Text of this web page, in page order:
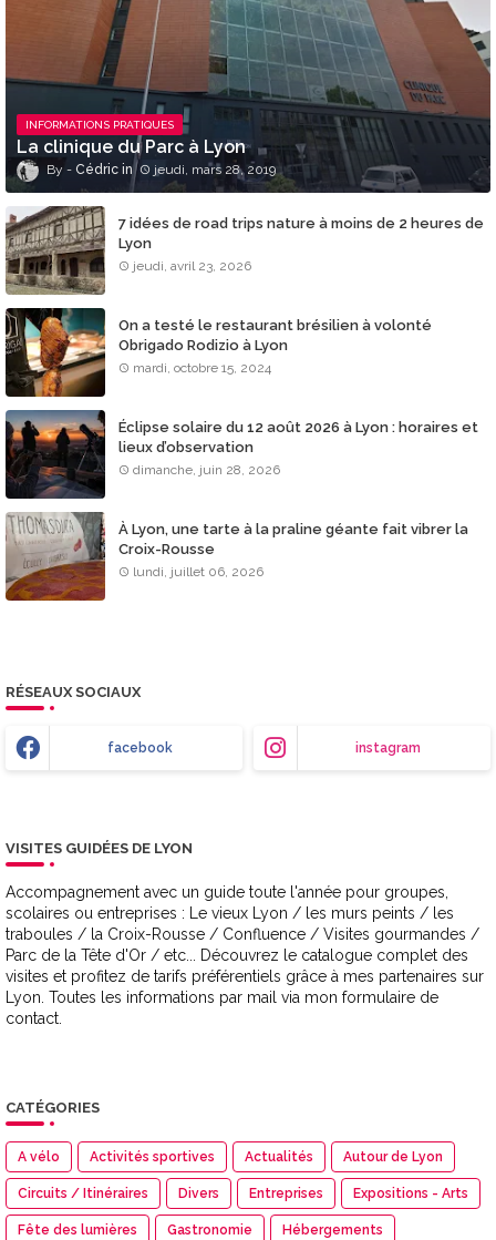
INFORMATIONS PRATIQUES
La clinique du Parc à Lyon
Cédric jeudi, mars 28, 2019
7 idées de road trips nature à moins de 2 heures de
Lyon
jeudi, avril 23, 2026
On a testé le restaurant brésilien à volonté
Obrigado Rodizio à Lyon
mardi, octobre 15, 2024
Éclipse solaire du 12 août 2026 à Lyon : horaires et
lieux d’observation
dimanche, juin 28, 2026
À Lyon, une tarte à la praline géante fait vibrer la
Croix-Rousse
lundi, juillet 06, 2026
RÉSEAUX SOCIAUX
facebook instagram
VISITES GUIDÉES DE LYON
Accompagnement avec un guide toute l'année pour groupes,
scolaires ou entreprises : Le vieux Lyon / les murs peints / les
traboules / la Croix-Rousse / Confluence / Visites gourmandes /
Parc de la Tête d'Or / etc... Découvrez le catalogue complet des
visites et profitez de tarifs préférentiels grâce à mes partenaires sur
Lyon. Toutes les informations par mail via mon formulaire de
contact.
CATÉGORIES
A vélo Activités sportives Actualités Autour de Lyon
Circuits / Itinéraires Divers Entreprises Expositions - Arts
Fête des lumières Gastronomie Hébergements